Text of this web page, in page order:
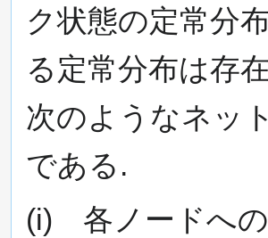
ク状態の定常分
る定常分布は存
次のようなネッ
である.
(i) 各ノードへの